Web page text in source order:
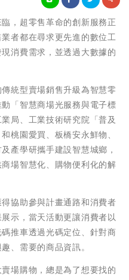
，超零售革命的創新服務正
者都在尋求更先進的數位工
消費需求，並透過大數據的
統型賣場銷售升級為智慧零
「智慧商場光服務與電子標
局、工業技術研究院「普及
桃園愛買、板橋安永鮮物、
產學研攜手建設智慧城鄉，
場智慧化、購物便利化的解
協助參與計畫通路和消費者
示，當天活動更讓消費者以
推車透過光碼定位、針對商
、需要的商品資訊。
場購物，總是為了想要找的